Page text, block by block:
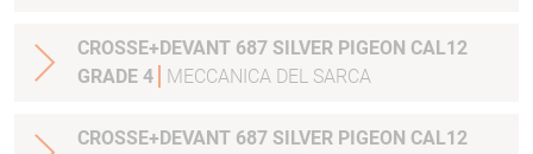
CROSSE+DEVANT 687 SILVER PIGEON CAL12
GRADE 4
MECCANICA DEL SARCA
CROSSE+DEVANT 687 SILVER PIGEON CAL12